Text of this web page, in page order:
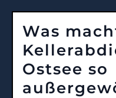
Was
Ostsee so